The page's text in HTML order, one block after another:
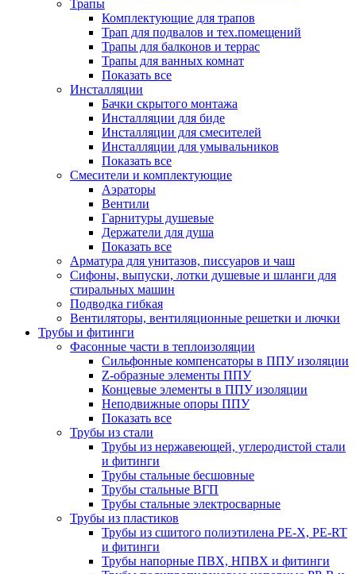
Трапы
Комплектующие для трапов
Трап для подвалов и тех.помещений
Трапы для балконов и террас
Трапы для ванных комнат
Показать все
Инсталляции
Бачки скрытого монтажа
Инсталляции для биде
Инсталляции для смесителей
Инсталляции для умывальников
Показать все
Смесители и комплектующие
Аэраторы
Вентили
Гарнитуры душевые
Держатели для душа
Показать все
Арматура для унитазов, писсуаров и чаш
Сифоны, выпуски, лотки душевые и шланги для
стиральных машин
Подводка гибкая
Вентиляторы, вентиляционные решетки и лючки
Трубы и фитинги
Фасонные части в теплоизоляции
Cильфонные компенсаторы в ППУ изоляции
Z-образные элементы ППУ
Концевые элементы в ППУ изоляции
Неподвижные опоры ППУ
Показать все
Трубы из стали
Трубы из нержавеющей, углеродистой стали
и фитинги
Трубы стальные бесшовные
Трубы стальные ВГП
Трубы стальные электросварные
Трубы из пластиков
Трубы из сшитого полиэтилена PE-X, PE-RT
и фитинги
Трубы напорные ПВХ, НПВХ и фитинги